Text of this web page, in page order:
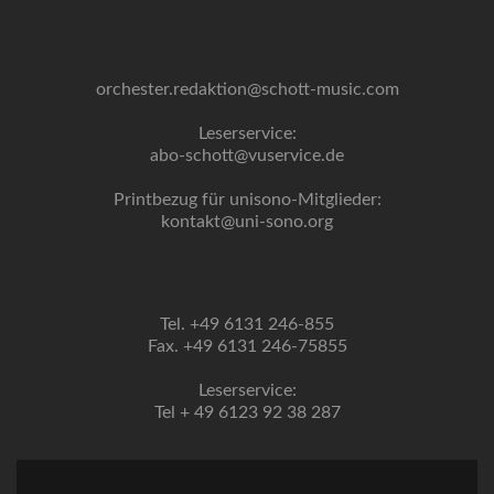
orchester.redaktion@schott-music.com
Leserservice:
abo-schott@vuservice.de
Printbezug für unisono-Mitglieder:
kontakt@uni-sono.org
Tel. +49 6131 246-855
Fax. +49 6131 246-75855
Leserservice:
Tel + 49 6123 92 38 287